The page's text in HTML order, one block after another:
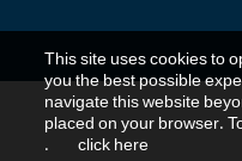
This site uses cookies
you the best possible
navigate this website
placed on your
click here